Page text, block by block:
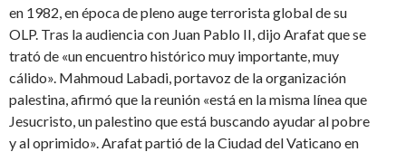
en 1982, en época de pleno auge terrorista global de su
OLP. Tras la audiencia con Juan Pablo II, dijo Arafat que se
trató de «un encuentro histórico muy importante, muy
cálido». Mahmoud Labadi, portavoz de la organización
palestina, afirmó que la reunión «está en la misma línea que
Jesucristo, un palestino que está buscando ayudar al pobre
y al oprimido». Arafat partió de la Ciudad del Vaticano en